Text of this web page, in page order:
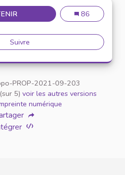
RÉDACTION D’UNE CHARTE
Rédaction
86
Suivre Rédaction d’une charte
PROP-2021-09-203
(sur 5) voir les autres versions
numérique